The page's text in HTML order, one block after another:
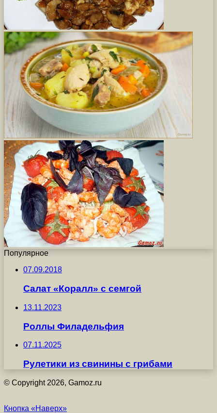
Популярное
07.09.2018
Салат «Коралл» с семгой
13.11.2023
Роллы Филадельфия
07.11.2025
Рулетики из свинины с грибами
© Copyright 2026, Gamoz.ru
Кнопка «Наверх»